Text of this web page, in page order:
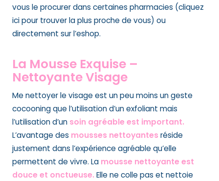
vous le procurer dans certaines pharmacies (cliquez
ici pour trouver la plus proche de vous) ou
directement sur l’eshop.
La Mousse Exquise –
Nettoyante Visage
Me nettoyer le visage est un peu moins un geste
cocooning que l’utilisation d’un exfoliant mais
l’utilisation d’un soin agréable est important.
L’avantage des mousses nettoyantes réside
justement dans l’expérience agréable qu’elle
permettent de vivre. La mousse nettoyante est
douce et onctueuse. Elle ne colle pas et nettoie